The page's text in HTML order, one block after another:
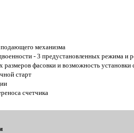
механизма
- 3 предустановленных режима и
размеров фасовки и возможность
старт
счетчика